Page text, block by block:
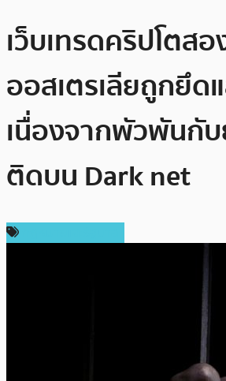
เว็บเทรดคริปโตสอ
ออสเตรเลียถูกยึด
เนื่องจากพัวพันกั
ติดบน Dark net